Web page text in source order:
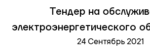
Тендер на
электроэнергетического
24 Сентябрь 2021